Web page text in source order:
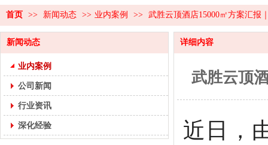
首页 >> 新闻动态 >> 业内案例 >> 武胜云顶酒店15000㎡方案汇报
新闻动态
业内案例
公司新闻
行业资讯
深化经验
详细内容
武胜云顶
近日，